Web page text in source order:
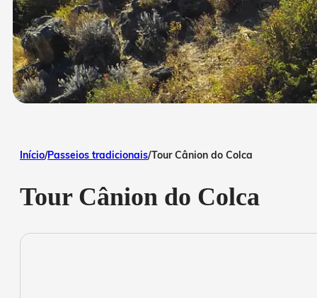
Início/Passeios tradicionais/Tour Cânion do Colca
Tour Cânion do Colca